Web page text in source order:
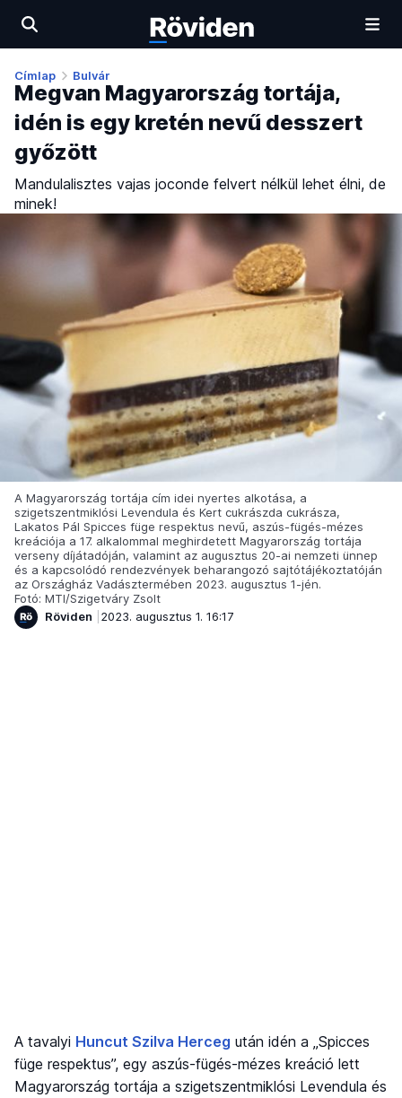
Címlap Bulvár
Megvan Magyarország tortája,
idén is egy kretén nevű desszert
győzött
Mandulalisztes vajas joconde felvert nélkül lehet élni, de
minek!
A Magyarország tortája cím idei nyertes alkotása, a
szigetszentmiklósi Levendula és Kert cukrászda cukrásza,
Lakatos Pál Spicces füge respektus nevű, aszús-fügés-mézes
kreációja a 17. alkalommal meghirdetett Magyarország tortája
verseny díjátadóján, valamint az augusztus 20-ai nemzeti ünnep
és a kapcsolódó rendezvények beharangozó sajtótájékoztatóján
az Országház Vadásztermében 2023. augusztus 1-jén.
Fotó: MTI/Szigetváry Zsolt
Röviden
2023. augusztus 1. 16:17
A tavalyi Huncut Szilva Herceg után idén a „Spicces
füge respektus”, egy aszús-fügés-mézes kreáció lett
Magyarország tortája a szigetszentmiklósi Levendula és